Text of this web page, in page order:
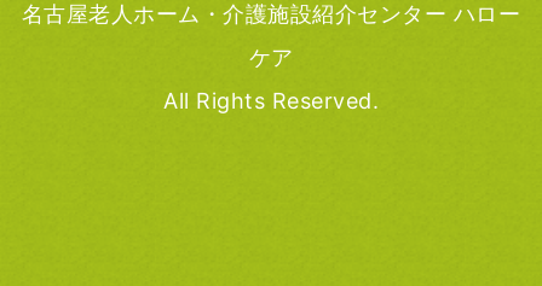
名古屋老人ホーム・介護施設紹介センター ハロー
ケア
All Rights Reserved.